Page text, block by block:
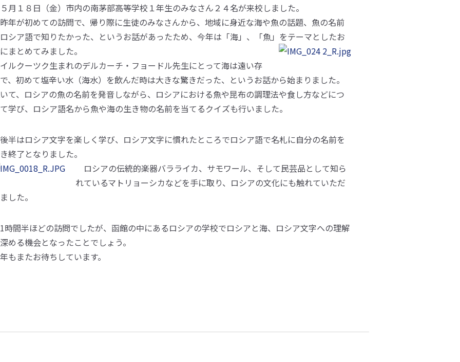
月１８日（金）市内の南茅部高等学校１年生のみなさん２４名が来校しました。
年が初めての訪問で、帰り際に生徒のみなさんから、地域に身近な海や魚の話題、魚の名前
シア語で知りたかった、というお話があったため、今年は「海」、「魚」をテーマとしたお
まとめてみました。
ルクーツク生まれのデルカーチ・フョードル先生にとって海は遠い存
、初めて塩辛い水（海水）を飲んだ時は大きな驚きだった、というお話から始まりました。
て、ロシアの魚の名前を発音しながら、ロシアにおける魚や昆布の調理法や食し方などにつ
学び、ロシア語名から魚や海の生き物の名前を当てるクイズも行いました。
半はロシア文字を楽しく学び、ロシア文字に慣れたところでロシア語で名札に自分の名前を
終了となりました。
ロシアの伝統的楽器バラライカ、サモワール、そして民芸品として知ら
れているマトリョーシカなどを手に取り、ロシアの文化にも触れていただ
した。
時間半ほどの訪問でしたが、函館の中にあるロシアの学校でロシアと海、ロシア文字への理解
める機会となったことでしょう。
もまたお待ちしています。